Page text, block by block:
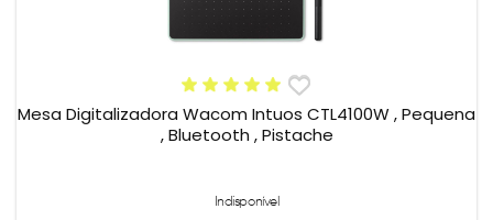
Mesa Digitalizadora Wacom Intuos CTL4100W , Pequena
, Bluetooth , Pistache
Indisponível